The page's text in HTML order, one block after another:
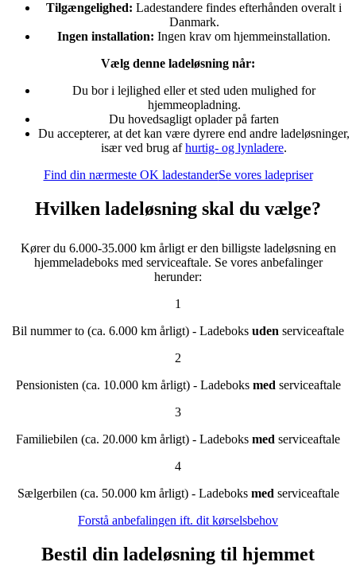
Tilgængelighed: Ladestandere findes efterhånden overalt i
Danmark.
Ingen installation: Ingen krav om hjemmeinstallation.
Vælg denne ladeløsning når:
Du bor i lejlighed eller et sted uden mulighed for
hjemmeopladning.
Du hovedsagligt oplader på farten
Du accepterer, at det kan være dyrere end andre ladeløsninger,
især ved brug afhurtig- og lynladere.
Find din nærmeste OK ladestanderSe vores ladepriser
Hvilken ladeløsning skal du vælge?
Kører du 6.000-35.000 km årligt er den billigste ladeløsning en
hjemmeladeboks med serviceaftale. Se vores anbefalinger
herunder:
1
Bil nummer to (ca. 6.000 km årligt) - Ladeboks uden serviceaftale
2
Pensionisten (ca. 10.000 km årligt) - Ladeboks medserviceaftale
3
Familiebilen (ca. 20.000 km årligt) - Ladeboks med serviceaftale
4
Sælgerbilen (ca. 50.000 km årligt) - Ladeboks medserviceaftale
Forstå anbefalingen ift. dit kørselsbehov
Bestil din ladeløsning til hjemmet